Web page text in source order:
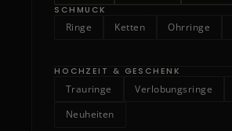
SCHMUCK
Ringe Ketten Ohrringe
HOCHZEIT & GESCHENK
Trauringe Verlobungsringe
Neuheiten